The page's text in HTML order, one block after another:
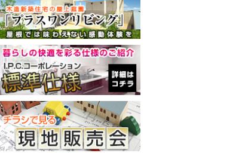
◇◆新規物件◆◇屋上庭園付住宅提案
型・売地～インフィニガーデン川口・東
内野 ご紹介～
2019.7.14
花風、OPEN！
2019.7.12
丸木製茶、春日部にOPEN！
2019.2.17
屋上プラン－Dog Garden－
2018.12.10
十日市